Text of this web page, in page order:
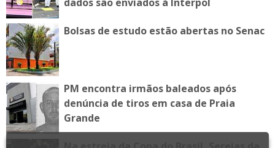
Bolsas de estudo estão abertas no Senac
PM encontra irmãos baleados após
denúncia de tiros em casa de Praia
Grande